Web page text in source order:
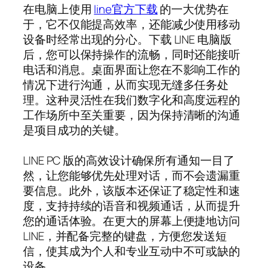
在电脑上使用 line官方下载的一大优势在
于，它不仅能提高效率，还能减少使用移动
设备时经常出现的分心。下载 LINE 电脑版
后，您可以保持操作的流畅，同时还能接听
电话和消息。桌面界面让您在不影响工作的
情况下进行沟通，从而实现无缝多任务处
理。这种灵活性在我们数字化和高度远程的
工作场所中至关重要，因为保持清晰的沟通
是项目成功的关键。
LINE PC 版的高效设计确保所有通知一目了
然，让您能够优先处理对话，而不会遗漏重
要信息。此外，该版本还保证了稳定性和速
度，支持持续的语音和视频通话，从而提升
您的通话体验。在更大的屏幕上便捷地访问
LINE，并配备完整的键盘，方便您发送短
信，使其成为个人和专业互动中不可或缺的